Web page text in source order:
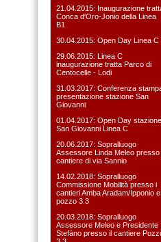
21.04.2015: Inaugurazione
Conca d'Oro-Jonio della Linea
B1
30.04.2015: Open Day Linea C
29.06.2015: Linea C
inaugurazione tratta Parco di
Centocelle - Lodi
31.03.2017: Conferenza
presentazione stazione San
Giovanni
01.04.2017: Open Day stazione
San Giovanni Linea C
20.06.2017: Sopralluogo
Assessore Linda Meleo presso
cantiere di via Sannio
14.02.2018: Sopralluogo
Commissione Mobilità presso i
cantieri Amba Aradam/Ipponio e
pozzo 3.3
20.03.2018: Sopralluogo
Assessore Meleo e Presidente
Stefàno presso il cantiere